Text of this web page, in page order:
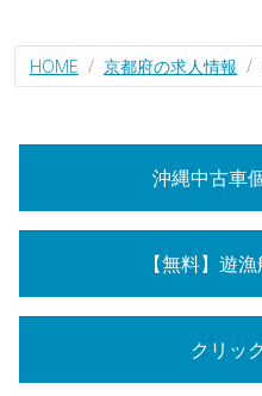
HOME 京都府の求人情報
沖縄中古車
【無料】遊
クリッ